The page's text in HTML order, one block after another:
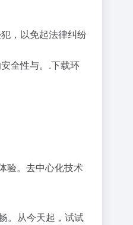
，以免起法律纠纷
全性与。.下载环
验。去中心化技术
。从今天起，试试